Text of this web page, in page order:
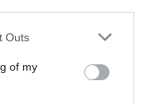
Outs
of my
Appartamento per 4 Persone -
con Vista Giardino per